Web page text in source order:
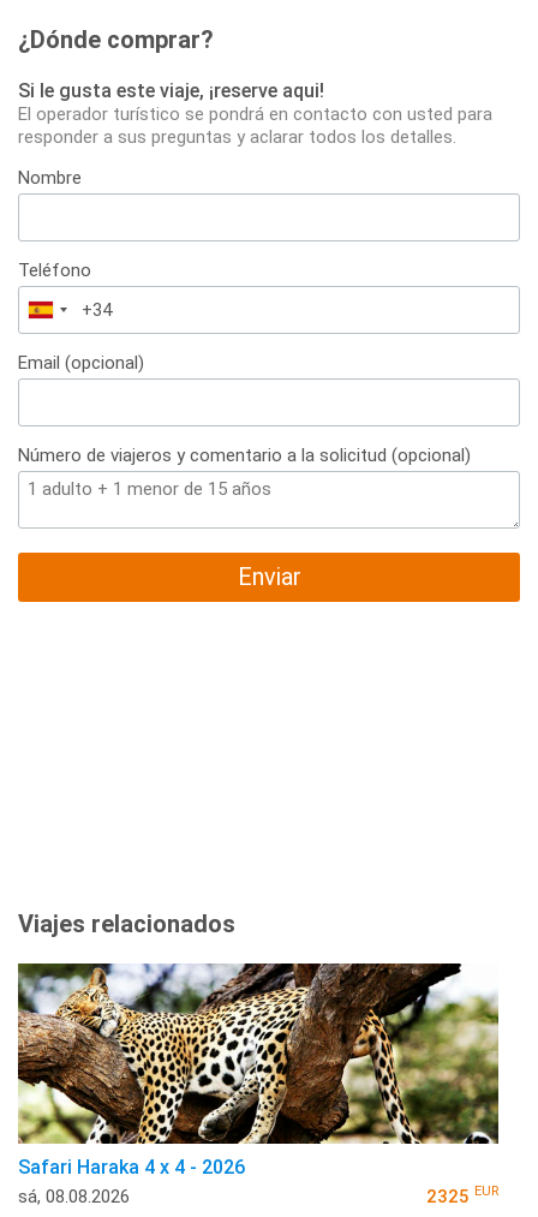
¿Dónde comprar?
Si le gusta este viaje, ¡reserve aqui!
El operador turístico se pondrá en contacto con usted para
responder a sus preguntas y aclarar todos los detalles.
Nombre
Teléfono
España
+34
Email (opcional)
Número de viajeros y comentario a la solicitud (opcional)
Enviar
Viajes relacionados
Safari Haraka 4 x 4 - 2026
sá, 08.08.2026 2325 EUR